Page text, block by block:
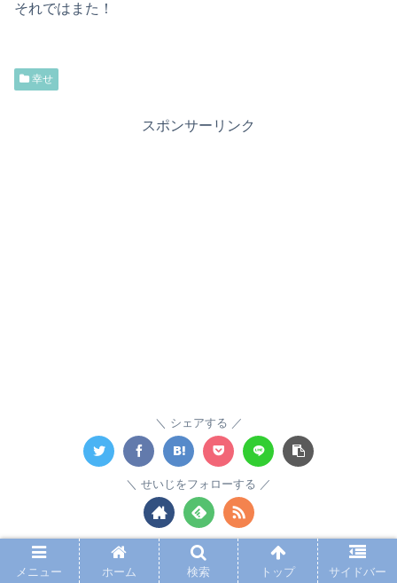
それではまた！
幸せ
スポンサーリンク
シェアする
せいじをフォローする
せいじ
メニュー ホーム 検索 トップ サイドバー